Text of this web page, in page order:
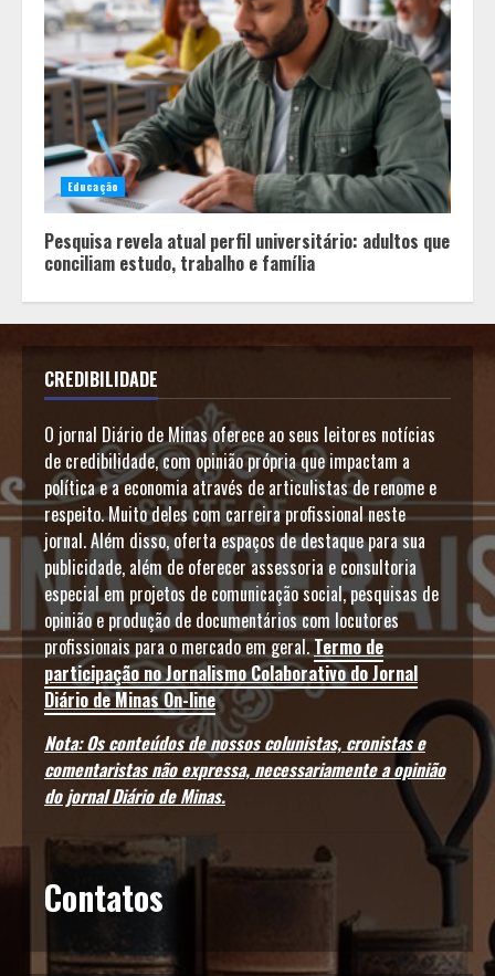
Educação
Pesquisa revela atual perfil universitário: adultos que
conciliam estudo, trabalho e família
CREDIBILIDADE
O jornal Diário de Minas oferece ao seus leitores notícias
de credibilidade, com opinião própria que impactam a
política e a economia através de articulistas de renome e
respeito. Muito deles com carreira profissional neste
jornal. Além disso, oferta espaços de destaque para sua
publicidade, além de oferecer assessoria e consultoria
especial em projetos de comunicação social, pesquisas de
opinião e produção de documentários com locutores
profissionais para o mercado em geral.Termo de
participação no Jornalismo Colaborativo do Jornal
Diário de Minas On-line
Nota: Os conteúdos de nossos colunistas, cronistas e
comentaristas não expressa, necessariamente a opinião
do jornal Diário de Minas.
Contatos